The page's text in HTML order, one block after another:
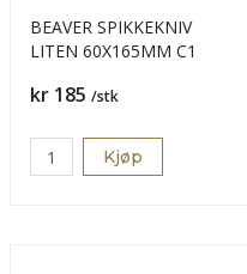
BEAVER SPIKKEKNIV
LITEN 60X165MM C1
Pris
kr 185 /stk
Kjøp